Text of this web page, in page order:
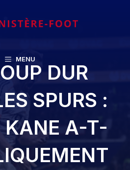
MENU
DUR
SPURS :
KANE A-T-